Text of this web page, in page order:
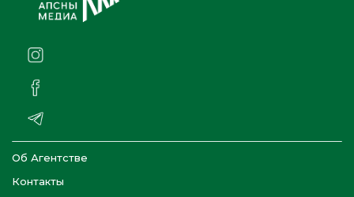
Об Агентстве
Контакты